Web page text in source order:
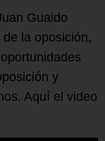
Guaido
la oposición,
y
Aquí el video